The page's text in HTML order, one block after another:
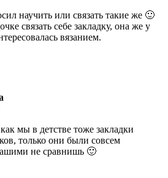
научить или связать такие же 🙂
связать себе закладку, она же у
вязанием.
мы в детстве тоже закладки
только они были совсем
не сравнишь 🙂